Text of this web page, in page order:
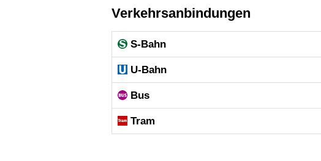
Verkehrsanbindungen
S-Bahn
U-Bahn
Bus
Tram